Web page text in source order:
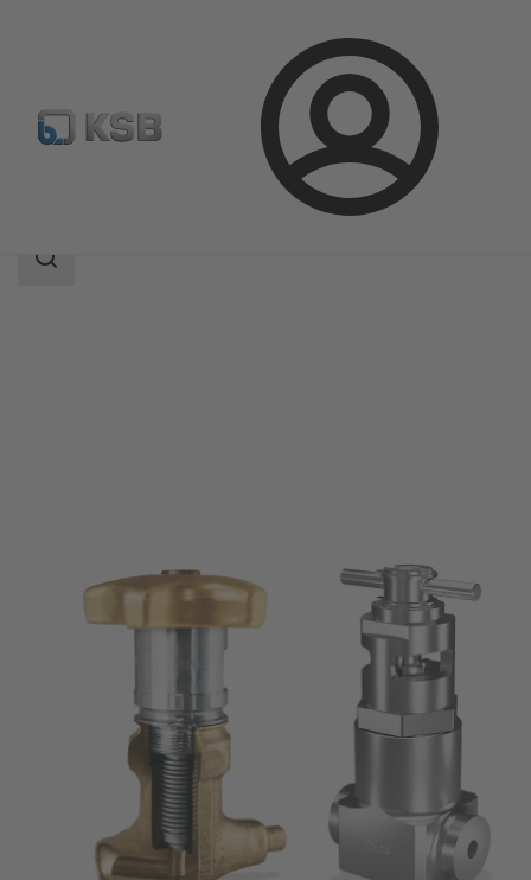
ล็อกอิน
แค็ตตาล็อกผลิตภัณฑ์ ZXNVB
ขอบเขต